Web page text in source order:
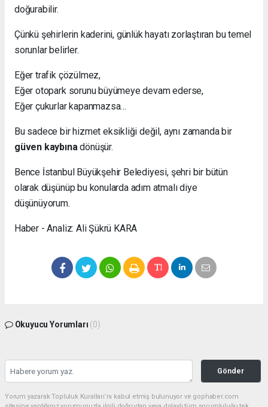
doğurabilir.
Çünkü şehirlerin kaderini, günlük hayatı zorlaştıran bu temel
sorunlar belirler.
Eğer trafik çözülmez,
Eğer otopark sorunu büyümeye devam ederse,
Eğer çukurlar kapanmazsa…
Bu sadece bir hizmet eksikliği değil, aynı zamanda bir
güven kaybına dönüşür.
Bence İstanbul Büyükşehir Belediyesi, şehri bir bütün
olarak düşünüp bu konularda adım atmalı diye
düşünüyorum.
Haber - Analiz: Ali Şükrü KARA
Okuyucu Yorumları (0)
Gönder
Yorum yazarak Topluluk Kuralları’nı kabul etmiş bulunuyor ve gophaber.com